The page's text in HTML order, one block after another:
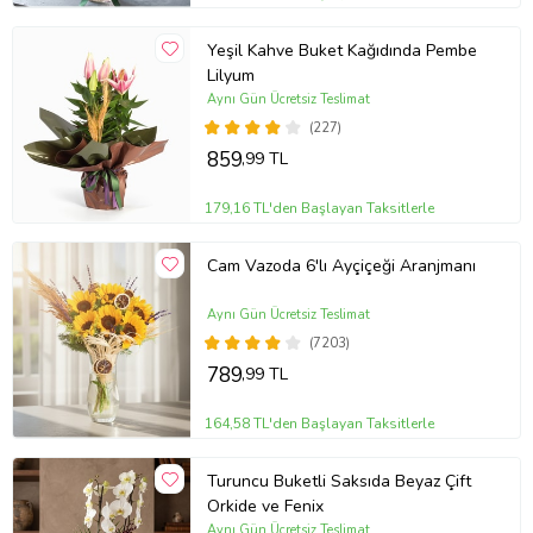
Yeşil Kahve Buket Kağıdında Pembe
Lilyum
(227)
Aynı Gün Ücretsiz Teslimat
859,99 TL
179,16 TL'den Başlayan Taksitlerle
Cam Vazoda 6'lı Ayçiçeği Aranjmanı
(7203)
Aynı Gün Ücretsiz Teslimat
789,99 TL
164,58 TL'den Başlayan Taksitlerle
Turuncu Buketli Saksıda Beyaz Çift
Orkide ve Fenix